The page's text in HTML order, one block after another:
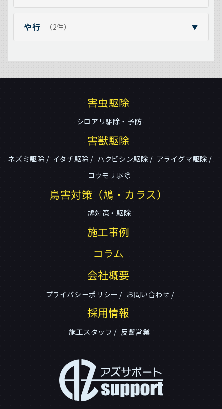
や行 （2件） ▼
害虫駆除
シロアリ駆除・予防
害獣駆除
ネズミ駆除 イタチ駆除 ハクビシン駆除
アライグマ駆除
コウモリ駆除
鳥害対策（鳩・カラス）
鳩対策・駆除
施工事例
コラム
会社概要
プライバシーポリシー お問い合わせ
採用情報
施工スタッフ 反響営業